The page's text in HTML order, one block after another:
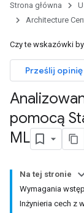
Strona główna
Architecture
Czy te wskazówki
Prześlij opinię
pomocą
ML
Na tej stronie
Wymagania
Inżynieria cech z